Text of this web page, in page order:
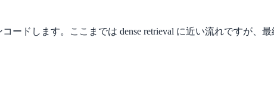
ドします。ここまでは dense retrieval に近い流れですが、